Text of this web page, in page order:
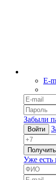
E-
Забыли
Войти
Уже есть